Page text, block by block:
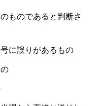
ものであると判断さ
に誤りがあるもの